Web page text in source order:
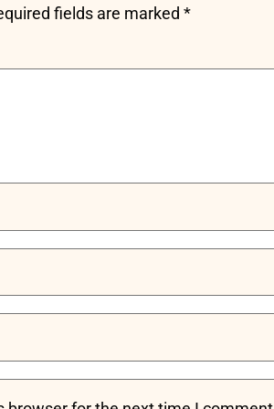
fields are marked *